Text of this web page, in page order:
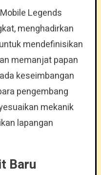
Legends
menghadirkan
mendefinisikan
memanjat papan
keseimbangan
pengembang
mekanik
lapangan
Baru